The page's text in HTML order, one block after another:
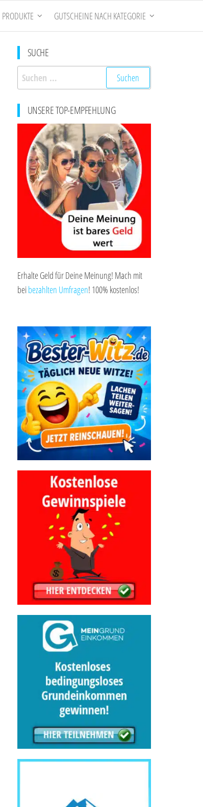
PRODUKTE GUTSCHEINE NACH KATEGORIE
SUCHE
Suchen
nach:
UNSERE TOP-EMPFEHLUNG
Erhalte Geld für Deine Meinung! Mach mit
beibezahlten Umfragen! 100% kostenlos!